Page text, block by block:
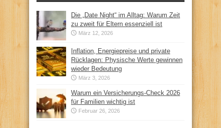
Die „Date Night“ im Alltag: Warum Zeit
zu zweit für Eltern essenziell ist
März 12, 2026
Inflation, Energiepreise und private
Rücklagen: Physische Werte gewinnen
wieder Bedeutung
März 3, 2026
Warum ein Versicherungs-Check 2026
für Familien wichtig ist
Februar 26, 2026